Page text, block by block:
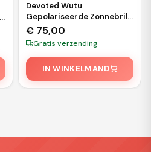
Devoted Wutu
Gepolariseerde Zonnebril
– Zwart
€ 75,00
Gratis verzending
IN WINKELMAND